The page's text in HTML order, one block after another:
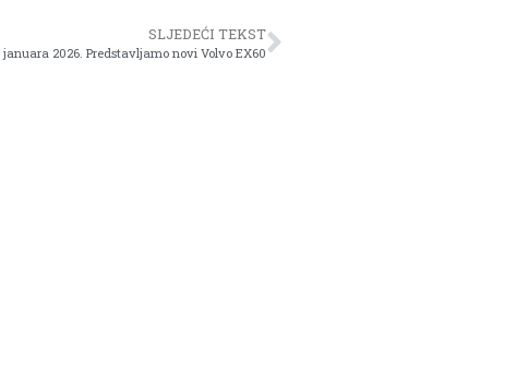
SLJEDEĆI TEKST
2026. Predstavljamo novi Volvo EX60